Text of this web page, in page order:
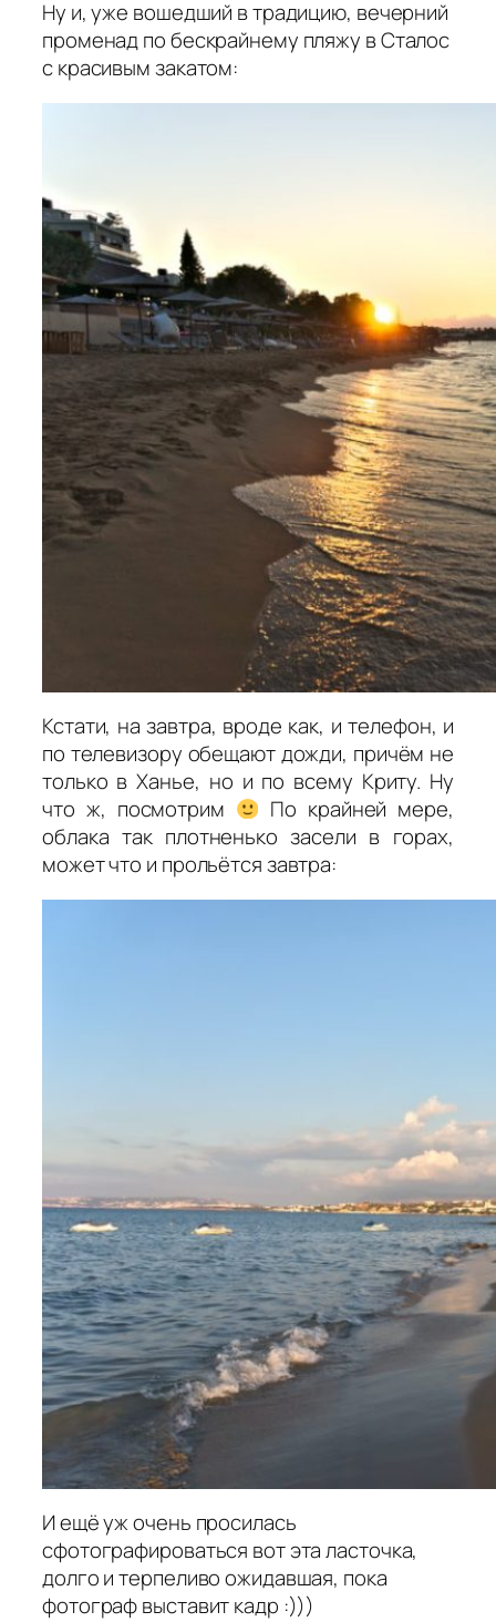
Ну и, уже вошедший в традицию, вечерний
променад по бескрайнему пляжу в Сталос
с красивым закатом:
Кстати, на завтра, вроде как, и телефон, и
по телевизору обещают дожди, причём не
только в Ханье, но и по всему Криту. Ну
что ж, посмотрим
По крайней мере,
облака так плотненько засели в горах,
может что и прольётся завтра:
И ещё уж очень просилась
сфотографироваться вот эта ласточка,
долго и терпеливо ожидавшая, пока
фотограф выставит кадр :)))